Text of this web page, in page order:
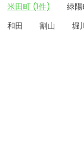
米田町 (1件)
緑
和田
割山 堀